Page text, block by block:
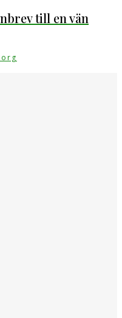
till en vän